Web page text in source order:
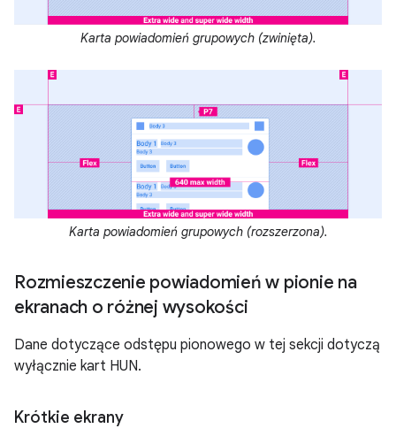
Karta powiadomień grupowych (zwinięta).
Karta powiadomień grupowych (rozszerzona).
Rozmieszczenie powiadomień w pionie na
ekranach o różnej wysokości
Dane dotyczące odstępu pionowego w tej sekcji dotyczą
wyłącznie kart HUN.
Krótkie ekrany